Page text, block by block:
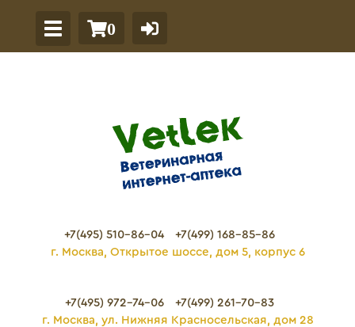
0
+7(495) 510-86-04
+7(499) 168-85-86
г. Москва, Открытое шоссе, дом 5, корпус 6
+7(495) 972-74-06
+7(499) 261-70-83
г. Москва, ул. Нижняя Красносельская, дом 28